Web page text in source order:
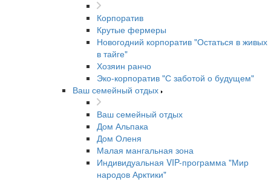
Корпоратив
Крутые фермеры
Новогодний корпоратив "Остаться в живых
в тайге"
Хозяин ранчо
Эко-корпоратив "С заботой о будущем"
Ваш семейный отдых
Ваш семейный отдых
Дом Альпака
Дом Оленя
Малая мангальная зона
Индивидуальная VIP-программа "Мир
народов Арктики"